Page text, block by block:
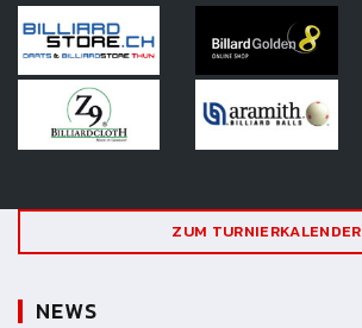
ZUM TURNIERKALENDER
NEWS